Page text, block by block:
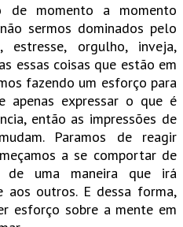
de momento a momento
sermos dominados pelo
estresse, orgulho, inveja,
essas coisas que estão em
fazendo um esforço para
apenas expressar o que é
então as impressões de
Paramos de reagir
a se comportar de
de uma maneira que irá
aos outros. E dessa forma,
esforço sobre a mente em